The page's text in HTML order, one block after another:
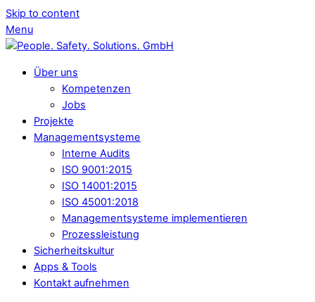
Skip to content
Menu
Über uns
Kompetenzen
Jobs
Projekte
Managementsysteme
Interne Audits
ISO 9001:2015
ISO 14001:2015
ISO 45001:2018
Managementsysteme implementieren
Prozessleistung
Sicherheitskultur
Apps & Tools
Kontakt aufnehmen